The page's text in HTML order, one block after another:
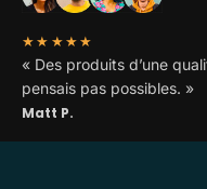
★★★★★
« Des produits d’une
pensais pas possibles. »
Matt P.